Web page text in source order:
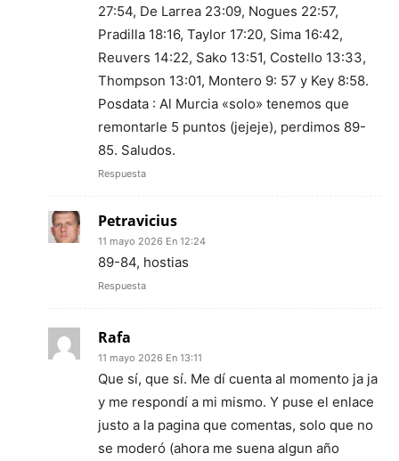
27:54, De Larrea 23:09, Nogues 22:57,
Pradilla 18:16, Taylor 17:20, Sima 16:42,
Reuvers 14:22, Sako 13:51, Costello 13:33,
Thompson 13:01, Montero 9: 57 y Key 8:58.
Posdata : Al Murcia «solo» tenemos que
remontarle 5 puntos (jejeje), perdimos 89-
85. Saludos.
Respuesta
Petravicius
11 mayo 2026 En 12:24
89-84, hostias
Respuesta
Rafa
11 mayo 2026 En 13:11
Que sí, que sí. Me dí cuenta al momento ja ja
y me respondí a mi mismo. Y puse el enlace
justo a la pagina que comentas, solo que no
se moderó (ahora me suena algun año